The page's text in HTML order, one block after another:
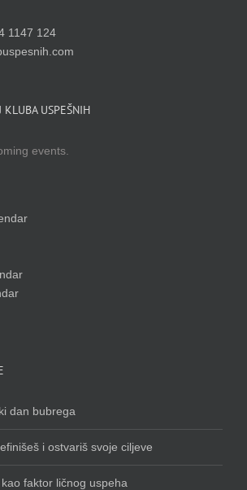
1147 124
KLUBA USPEŠNIH
events.
dan bubrega
i ostvariš svoje ciljeve
faktor ličnog uspeha